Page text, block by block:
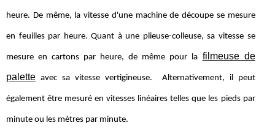
heure. De même, la vitesse d'une machine de découpe se mesure
en feuilles par heure. Quant à une plieuse-colleuse, sa vitesse se
mesure en cartons par heure, de même pour la filmeuse de
palette avec sa vitesse vertigineuse. Alternativement, il peut
également être mesuré en vitesses linéaires telles que les pieds par
minute ou les mètres par minute.